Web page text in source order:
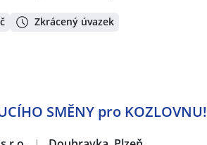
Zkrácený úvazek
SMĚNY pro KOZLOVNU!